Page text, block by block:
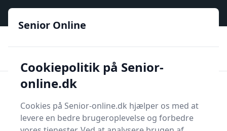
Søg
Senior Online
Cookiepolitik på Senior-
online.dk
Cookies på Senior-online.dk hjælper os med at
levere en bedre brugeroplevelse og forbedre